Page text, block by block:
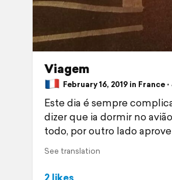
Viagem
February 16, 2019 in France ⋅
Este dia é sempre
dizer que ia dormir no
todo, por outro lado
See translation